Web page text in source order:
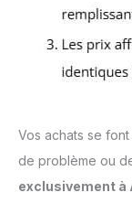
Vos achats se font
de problème ou
exclusivement à